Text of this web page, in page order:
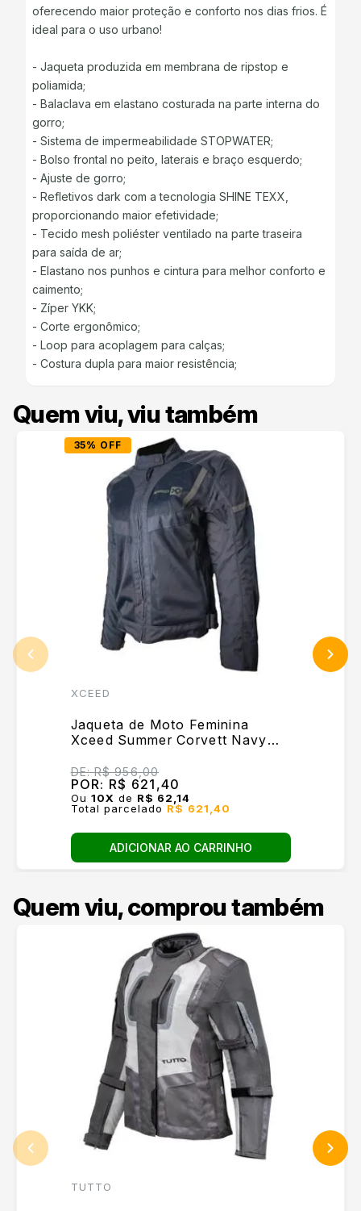
oferecendo maior proteção e conforto nos dias frios. É
ideal para o uso urbano!
- Jaqueta produzida em membrana de ripstop e
poliamida;
- Balaclava em elastano costurada na parte interna do
gorro;
- Sistema de impermeabilidade STOPWATER;
- Bolso frontal no peito, laterais e braço esquerdo;
- Ajuste de gorro;
- Refletivos dark com a tecnologia SHINE TEXX,
proporcionando maior efetividade;
- Tecido mesh poliéster ventilado na parte traseira
para saída de ar;
- Elastano nos punhos e cintura para melhor conforto e
caimento;
- Zíper YKK;
- Corte ergonômico;
- Loop para acoplagem para calças;
- Costura dupla para maior resistência;
Quem viu, viu também
35% OFF
XCEED
Jaqueta de Moto Feminina
Xceed Summer Corvett Navy
DE:R$ 956,00
POR: R$ 621,40
Ou 10X de R$ 62,14
Total parcelado R$ 621,40
ADICIONAR AO CARRINHO
Quem viu, comprou também
TUTTO